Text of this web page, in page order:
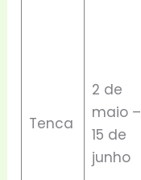
Tenca
2 de
maio –
15 de
junho